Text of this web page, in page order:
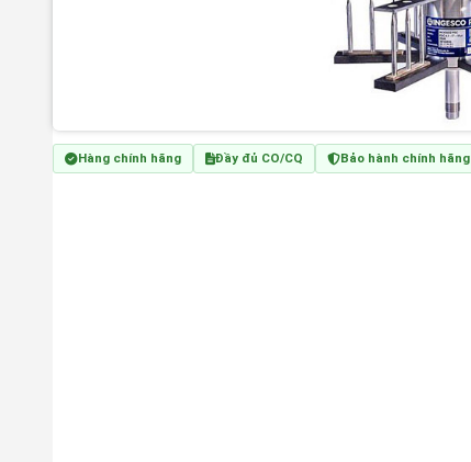
Hàng chính hãng Đầy đủ CO/CQ Bảo hành chính hãng